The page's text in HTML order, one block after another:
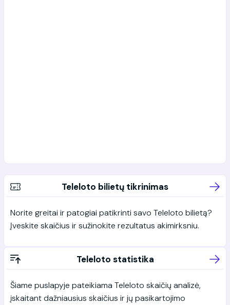
Teleloto bilietų tikrinimas
Norite greitai ir patogiai patikrinti savo Teleloto bilietą?
Įveskite skaičius ir sužinokite rezultatus akimirksniu.
Teleloto statistika
Šiame puslapyje pateikiama Teleloto skaičių analizė,
įskaitant dažniausius skaičius ir jų pasikartojimo